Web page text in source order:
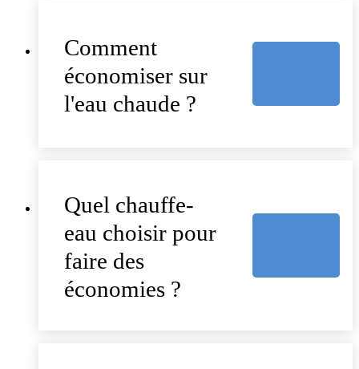
Comment
économiser sur
l'eau chaude ?
Quel chauffe-
eau choisir pour
faire des
économies ?